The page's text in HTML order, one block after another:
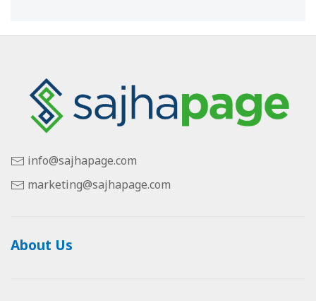
info@sajhapage.com
marketing@sajhapage.com
About Us